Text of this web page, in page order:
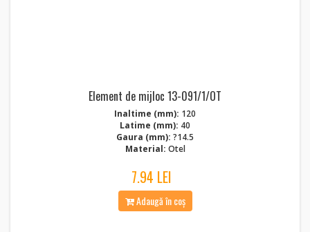
Element de mijloc 13-091/1/OT
Inaltime (mm): 120
Latime (mm): 40
Gaura (mm): ?14.5
Material: Otel
7.94 LEI
Adaugă în coș